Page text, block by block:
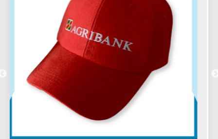
Kim Anh
(Đánh giá 1 năm trước)
Hài lòng về chất lượng sản phảm bên bạn, nhân viên
tư vấn kỹ
Thúy Nga
(Đánh giá 1 năm trước)